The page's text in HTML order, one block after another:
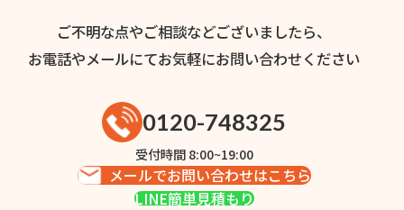
ご不明な点やご相談などございましたら、
お電話やメールにてお気軽にお問い合わせください
0120-748325
受付時間 8:00~19:00
メールでお問い合わせはこちら
LINE簡単見積もり